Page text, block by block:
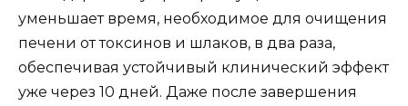
уменьшает время, необходимое для очищения
печени от токсинов и шлаков, в два раза,
обеспечивая устойчивый клинический эффект
уже через 10 дней. Даже после завершения